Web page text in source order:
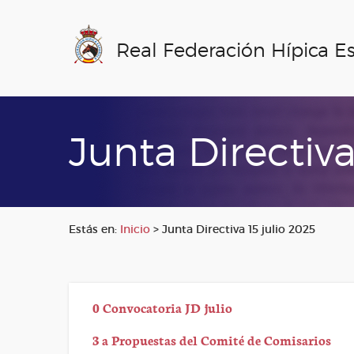
Real Federación Hípica
Junta
Estás en: Inicio > Junta Directiva 15 julio 2025
0 Convocatoria JD julio
3 a Propuestas del Comité de Comisarios